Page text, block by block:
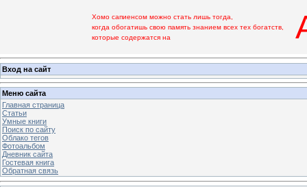
Хомо сапиенсом можно стать лишь тогда,
когда обогатишь свою память знанием всех тех богатств,
которые содержатся на
Вход на сайт
Меню сайта
Главная страница
Статьи
Умные книги
Поиск по сайту
Облако тегов
Фотоальбом
Дневник сайта
Гостевая книга
Обратная связь